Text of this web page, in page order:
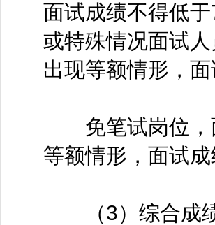
面试成绩不得低
或特殊情况面试
出现等额情形，
免笔试岗位，
等额情形，面试
（3）综合成绩